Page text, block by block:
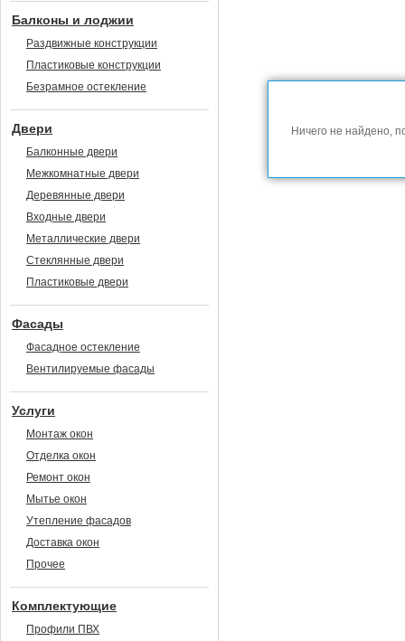
Балконы и лоджии
Раздвижные конструкции
Пластиковые конструкции
Безрамное остекление
Двери
Балконные двери
Межкомнатные двери
Деревянные двери
Входные двери
Металлические двери
Стеклянные двери
Пластиковые двери
Фасады
Фасадное остекление
Вентилируемые фасады
Услуги
Монтаж окон
Отделка окон
Ремонт окон
Мытье окон
Утепление фасадов
Доставка окон
Прочее
Комплектующие
Профили ПВХ
Ничего не найдено,